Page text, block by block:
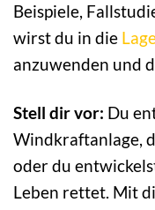
Beispiele,
wirst du in die
anzuwenden und
Stell dir vor: Du
Windkraftanlage,
oder du
Leben rettet. Mit